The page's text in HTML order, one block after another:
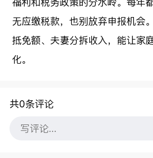
无应缴税款，也别放弃申报机会
抵免额、夫妻分拆收入，能让家
化。
共0条评论